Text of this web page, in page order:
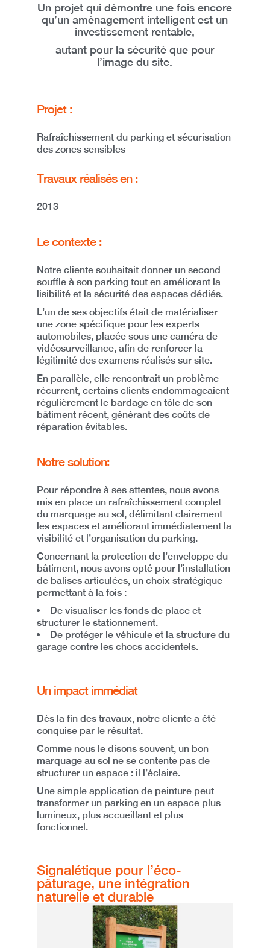
Un projet qui démontre une fois encore
qu’un aménagement intelligent est un
investissement rentable,
autant pour la sécurité que pour
l’image du site.
Projet :
Rafraîchissement du parking et sécurisation
des zones sensibles
Travaux réalisés en :
2013
Le contexte :
Notre cliente souhaitait donner un second
souffle à son parking tout en améliorant la
lisibilité et la sécurité des espaces dédiés.
L’un de ses objectifs était de matérialiser
une zone spécifique pour les experts
automobiles, placée sous une caméra de
vidéosurveillance, afin de renforcer la
légitimité des examens réalisés sur site.
En parallèle, elle rencontrait un problème
récurrent, certains clientsendommageaient
régulièrement le bardage en tôle de son
bâtiment récent, générant des coûts de
réparation évitables.
Notre solution:
Pour répondre à ses attentes, nous avons
mis en place un rafraîchissement complet
du marquage au sol, délimitant clairement
les espaces et améliorant immédiatement la
visibilité et l’organisation du parking.
Concernant la protection de l’enveloppe du
bâtiment, nous avons opté pour l’installation
de balises articulées, un choix stratégique
permettant à la fois :
Devisualiser les fonds de place et
structurer le stationnement.
De protéger le véhicule et la structure du
garage contre les chocs accidentels.
Un impact immédiat
Dès la fin des travaux, notre cliente a été
conquise par le résultat.
Comme nous le disons souvent, un bon
marquage au sol ne se contente pas de
structurer un espace : il l’éclaire.
Une simple application de peinture peut
transformer un parking en un espace plus
lumineux, plus accueillant et plus
fonctionnel.
Signalétique pour l’éco-
pâturage, une intégration
naturelle et durable